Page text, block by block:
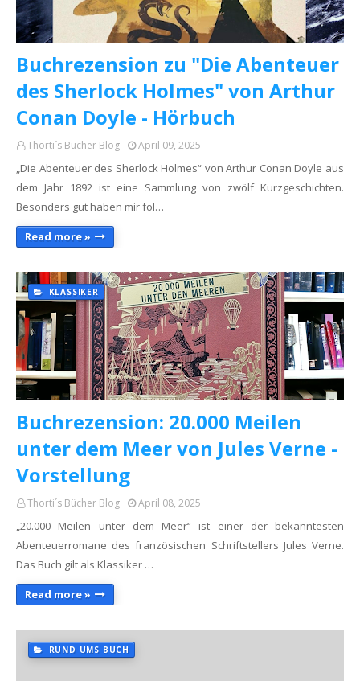
Buchrezension zu "Die Abenteuer
des Sherlock Holmes" von Arthur
Conan Doyle - Hörbuch
Thorti´s Bücher Blog April 09, 2025
„Die Abenteuer des Sherlock Holmes“ von Arthur Conan Doyle aus
dem Jahr 1892 ist eine Sammlung von zwölf Kurzgeschichten.
Besonders gut haben mir fol…
Read more »
KLASSIKER
Buchrezension: 20.000 Meilen
unter dem Meer von Jules Verne -
Vorstellung
Thorti´s Bücher Blog April 08, 2025
„20.000 Meilen unter dem Meer“ ist einer der bekanntesten
Abenteuerromane des französischen Schriftstellers Jules Verne.
Das Buch gilt als Klassiker …
Read more »
RUND UMS BUCH